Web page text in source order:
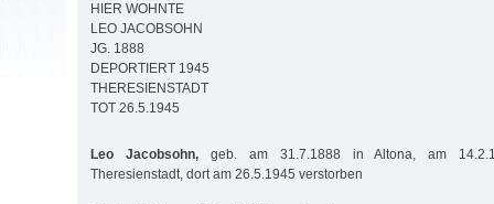
HIER WOHNTE
LEO JACOBSOHN
JG. 1888
DEPORTIERT 1945
THERESIENSTADT
TOT 26.5.1945
Leo Jacobsohn,geb. am 31.7.1888 in Altona, am
Theresienstadt, dort am 26.5.1945 verstorben